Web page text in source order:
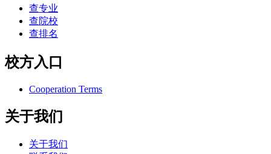
查专业
查院校
查排名
校方入口
Cooperation Terms
关于我们
关于我们